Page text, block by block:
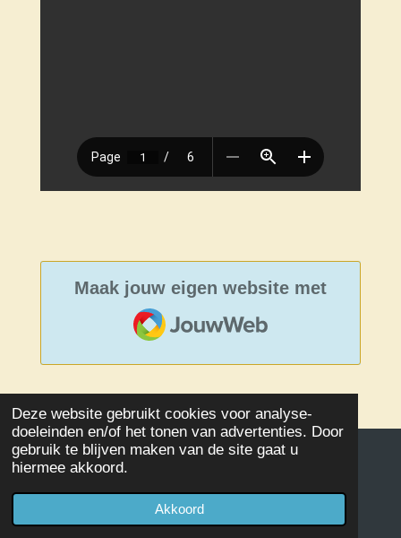
Deze website gebruikt cookies voor analyse-
doeleinden en/of het tonen van advertenties. Door
gebruik te blijven maken van de site gaat u
hiermee akkoord.
Akkoord
Maak jouw eigen website met
JouwWeb
Powered byJouwWeb